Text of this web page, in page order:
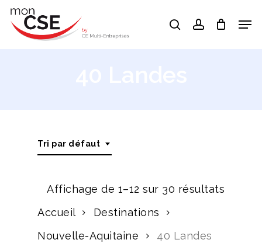
Skip
searchaccount
Tri par défaut
Affichage de 1–12 sur 30 résultats
Accueil
Destinations
Nouvelle-Aquitaine
40 Landes